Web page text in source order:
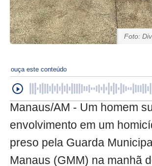
Foto:
ouça este conteúdo
Manaus/AM - Um homem
envolvimento em um
preso pela Guarda
Manaus (GMM) na manhã